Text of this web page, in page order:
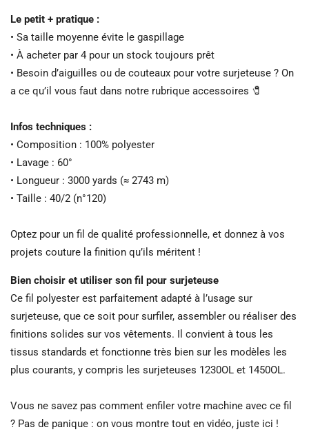
Le petit + pratique :
• Sa taille moyenne évite le gaspillage
• À acheter par 4 pour un stock toujours prêt
• Besoin d’aiguilles ou de couteaux pour votre surjeteuse ? On
a ce qu’il vous faut dans notre rubrique accessoires 🧷
Infos techniques :
• Composition : 100% polyester
• Lavage : 60°
• Longueur : 3000 yards (≈ 2743 m)
• Taille : 40/2 (n°120)
Optez pour un fil de qualité professionnelle, et donnez à vos
projets couture la finition qu’ils méritent !
Bien choisir et utiliser son fil pour surjeteuse
Ce fil polyester est parfaitement adapté à l’usage sur
surjeteuse, que ce soit pour surfiler, assembler ou réaliser des
finitions solides sur vos vêtements. Il convient à tous les
tissus standards et fonctionne très bien sur les modèles les
plus courants, y compris les surjeteuses 1230OL et 1450OL.
Vous ne savez pas comment enfiler votre machine avec ce fil
? Pas de panique : on vous montre tout en vidéo, juste ici !